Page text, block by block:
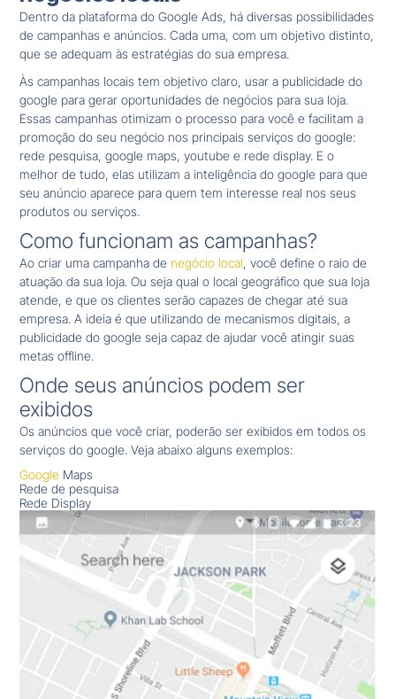
Dentro da plataforma do Google Ads, há diversas possibilidades
de campanhas e anúncios. Cada uma, com um objetivo distinto,
que se adequam às estratégias do sua empresa.
Às campanhas locais tem objetivo claro, usar a publicidade do
google para gerar oportunidades de negócios para sua loja.
Essas campanhas otimizam o processo para você e facilitam a
promoção do seu negócio nos principais serviços do google:
rede pesquisa, google maps, youtube e rede display. E o
melhor de tudo, elas utilizam a inteligência do google para que
seu anúncio aparece para quem tem interesse real nos seus
produtos ou serviços.
Como funcionam as campanhas?
Ao criar uma campanha de negócio local, você define o raio de
atuação da sua loja. Ou seja qual o local geográfico que sua loja
atende, e que os clientes serão capazes de chegar até sua
empresa. A ideia é que utilizando de mecanismos digitais, a
publicidade do google seja capaz de ajudar você atingir suas
metas offline.
Onde seus anúncios podem ser
exibidos
Os anúncios que você criar, poderão ser exibidos em todos os
serviços do google. Veja abaixo alguns exemplos:
Google Maps
Rede de pesquisa
Rede Display